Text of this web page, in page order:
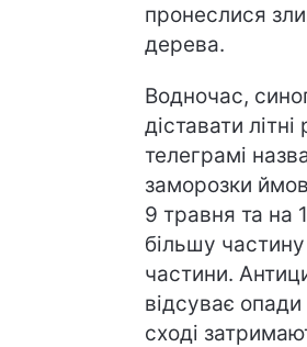
пронеслися
дерева.
Водночас,
діставати
телеграмі
заморозки
9 травня та на
більшу частину
частини.
відсуває опади
сході